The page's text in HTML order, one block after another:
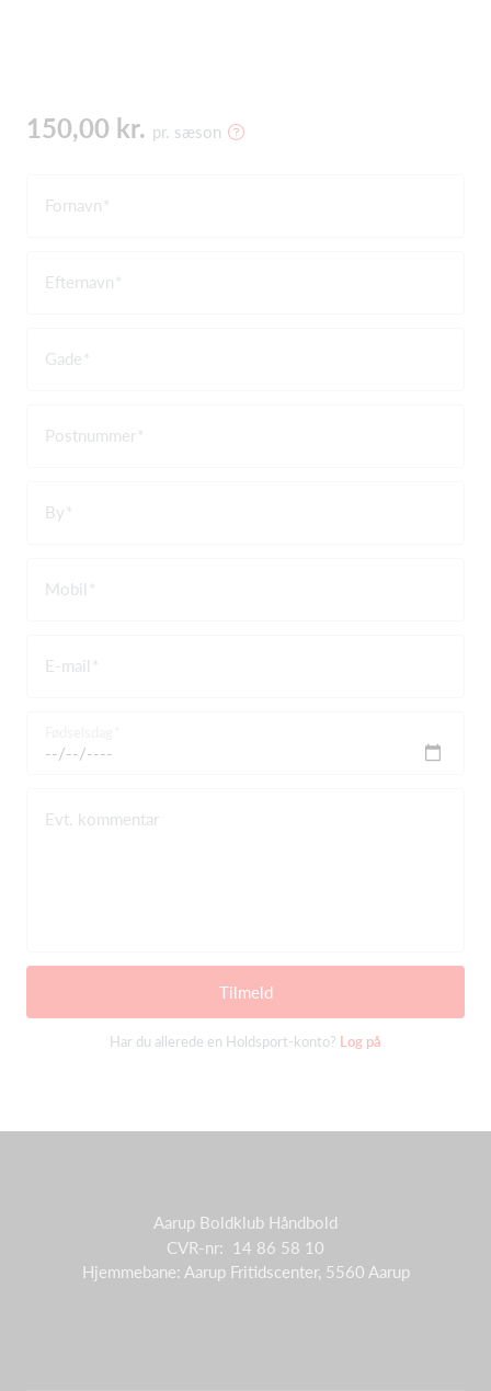
150,00 kr. pr. sæson
Fornavn
Efternavn
Gade
Postnummer
By
Mobil
E-mail
Evt. kommentar
Tilmeld
Har du allerede en Holdsport-konto? Log på
Aarup Boldklub Håndbold
CVR-nr: 14 86 58 10
Hjemmebane: Aarup Fritidscenter, 5560 Aarup